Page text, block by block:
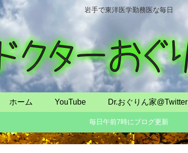
岩手で東洋医学勤務医な毎日
ホーム YouTube Dr.おぐりん家@Twitter
毎日午前7時にブログ更新